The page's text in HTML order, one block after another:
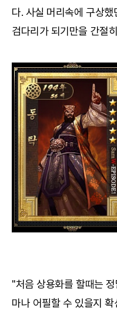
다. 사실 머리속에 구상
검다리가 되기만을 간절
"처음 상용화를 할때는
마나 어필할 수 있을지